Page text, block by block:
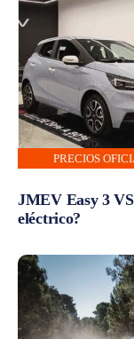
PRECIOS
JMEV Easy 3
eléctrico?